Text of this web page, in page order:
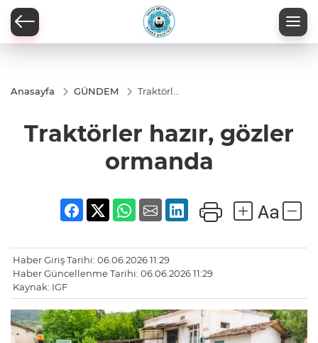
Anasayfa GÜNDEM
Traktörler
ormanda
Traktörler hazır, gözler
ormanda
Haber Giriş Tarihi: 06.06.2026 11:29
Haber Güncellenme Tarihi: 06.06.2026 11:29
Kaynak: IGF